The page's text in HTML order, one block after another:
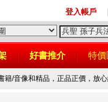
登入帳戶
好書推介 特價
籍/音像和精品，正品正價，放